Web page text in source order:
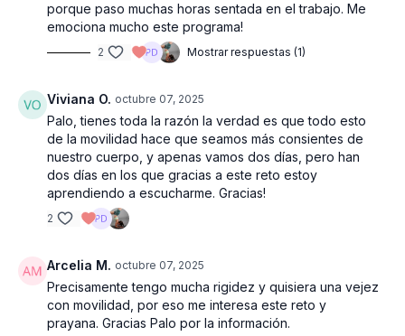
porque paso muchas horas sentada en el trabajo. Me
emociona mucho este programa!
2 Mostrar respuestas (1)
Viviana O. octubre 07, 2025
Palo, tienes toda la razón la verdad es que todo esto
de la movilidad hace que seamos más consientes de
nuestro cuerpo, y apenas vamos dos días, pero han
dos días en los que gracias a este reto estoy
aprendiendo a escucharme. Gracias!
2
Arcelia M. octubre 07, 2025
Precisamente tengo mucha rigidez y quisiera una vejez
con movilidad, por eso me interesa este reto y
prayana. Gracias Palo por la información.